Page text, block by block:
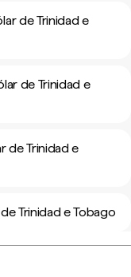
de Trinidad e
de Trinidad e
de Trinidad e
Trinidad e Tobago